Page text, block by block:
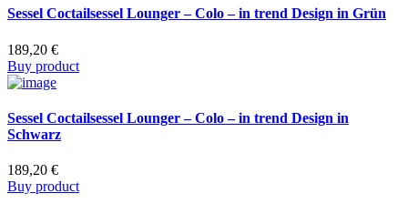
Sessel Coctailsessel Lounger – Colo – in trend Design in Grün
189,20 €
Buy product
Sessel Coctailsessel Lounger – Colo – in trend Design in
Schwarz
189,20 €
Buy product